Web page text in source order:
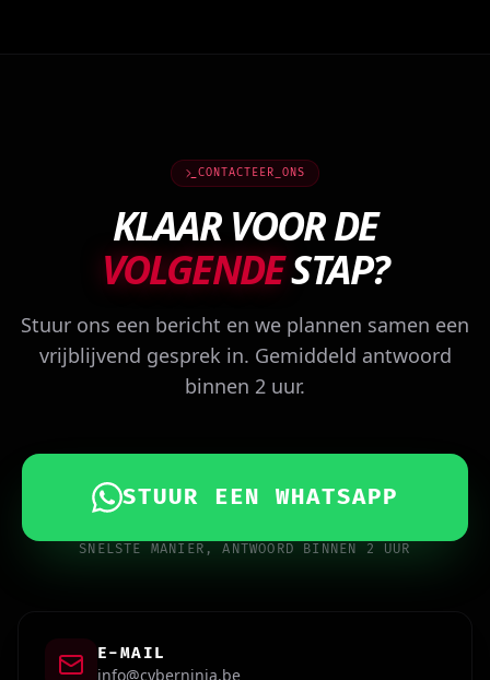
CONTACTEER_ONS
KLAAR VOOR DE
VOLGENDESTAP?
Stuur ons een bericht en we plannen samen een
vrijblijvend gesprek in. Gemiddeld antwoord
binnen 2 uur.
STUUR EEN WHATSAPP
SNELSTE MANIER, ANTWOORD BINNEN 2 UUR
E-MAIL
info@cyberninja.be